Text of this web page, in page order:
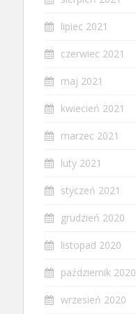
lipiec 2021
czerwiec 2021
maj 2021
kwiecień 2021
marzec 2021
luty 2021
styczeń 2021
grudzień 2020
listopad 2020
październik 2020
wrzesień 2020